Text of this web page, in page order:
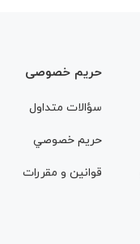
حریم خصوصی
سؤالات متداول
حريم خصوصي
قوانين و مقررات